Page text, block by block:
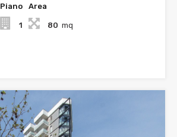
Piano
1
Area
80 mq